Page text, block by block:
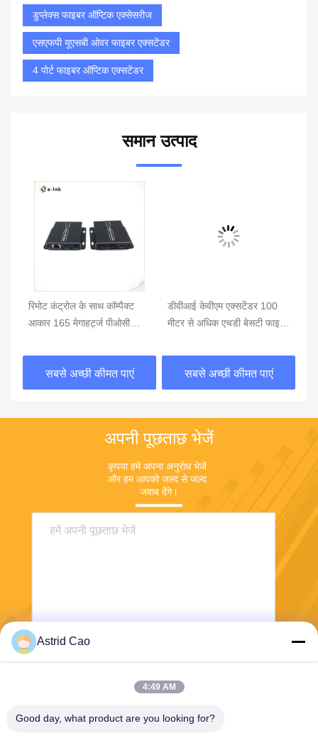
डुप्लेक्स फाइबर ऑप्टिक एक्सेसरीज
एसएफपी यूएसबी ओवर फाइबर एक्सटेंडर
4 पोर्ट फाइबर ऑप्टिक एक्सटेंडर
समान उत्पाद
रिमोट कंट्रोल के साथ कॉम्पैक्ट
आकार 165 मेगाहर्ट्ज पीओसी
सबसे अच्छी कीमत पाएं
डीवीआई केवीएम एक्सटेंडर 100
मीटर से अधिक एचडी बेसटी फाइबर
केबल
सबसे अच्छी कीमत पाएं
अपनी पूछताछ भेजें
कृपया हमें अपना अनुरोध भेजें
और हम आपको जल्द से जल्द
जवाब देंगे।
Astrid Cao
4:49 AM
Good day, what product are you looking for?